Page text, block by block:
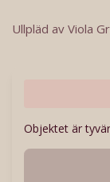
Ullpläd av Viola
Objektet är